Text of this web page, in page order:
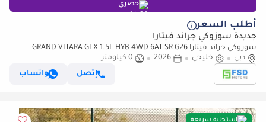
حصري
أطلب السعر
جديدة سوزوكي جراند فيتارا
سوزوكي جراند فيتارا GRAND VITARA GLX 1.5L HYB 4WD 6AT SR G26
دبي
خليجي 2026
0 كيلومتر
إتصل
واتساب
استجابة سريعة